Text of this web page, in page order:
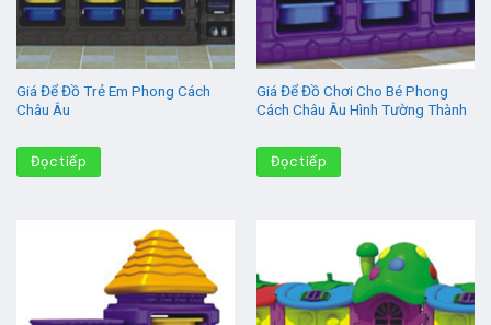
Giá Để Đồ Trẻ Em Phong Cách
Châu Âu
Đọc tiếp
Giá Để Đồ Chơi Cho Bé Phong
Cách Châu Âu Hình Tường Thành
Đọc tiếp